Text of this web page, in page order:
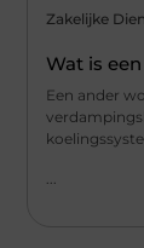
Zakelijke
Wat is
Een ander